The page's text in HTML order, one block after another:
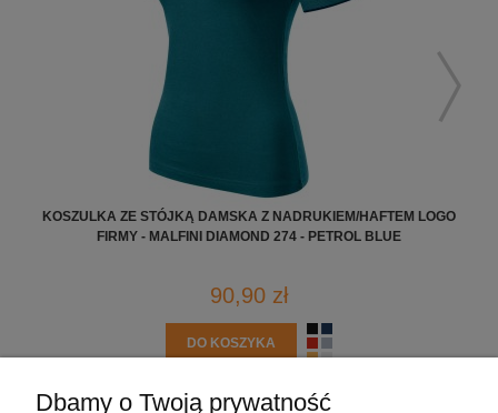
KOSZULKA ZE STÓJKĄ DAMSKA Z NADRUKIEM/HAFTEM LOGO
FIRMY - MALFINI DIAMOND 274 - PETROL BLUE
90,90 zł
DO KOSZYKA
Dbamy o Twoją prywatność